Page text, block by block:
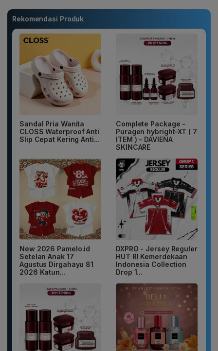
Rekomendasi Produk
Sandal Pria Wanita
CLOSS Waterproof Anti
Slip Cepat Kering Anti...
Complete Package -
Puragen hybright-XT ( 7
ITEM ) - DAVIENA
SKINCARE
New 2026 Pamelo.id
Setelan Anak 17
Agustus Dirgahayu 81
2026 Katun...
DXPRO - Jersey Reguler
HUT RI Kemerdekaan
Indonesia Collection
Drop 1...